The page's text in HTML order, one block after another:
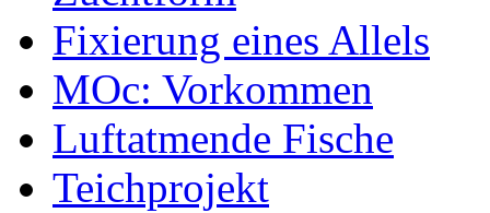
Fixierung eines Allels
MOc: Vorkommen
Luftatmende Fische
Teichprojekt